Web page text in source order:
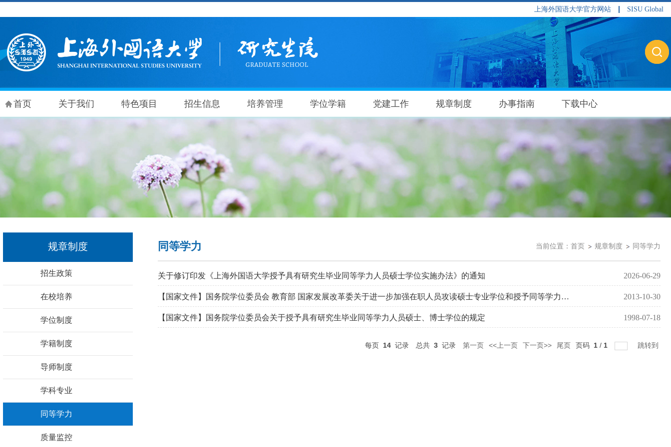
上海外国语大学官方网站 SISU Global
首页 关于我们 特色项目 招生信息 培养管理 学位学籍 党建工作 规章制度 办事指南 下载中心
规章制度
招生政策
在校培养
学位制度
学籍制度
导师制度
学科专业
同等学力
质量监控
同等学力 当前位置： 首页 规章制度 同等学力
关于修订印发《上海外国语大学授予具有研究生毕业同等学力人员硕士学位实施办法》的通知 2026-06-29
【国家文件】国务院学位委员会 教育部 国家发展改革委关于进一步加强在职人员攻读硕士专业学位和授予同等学力人员硕士、博士学位管理工作的意见（学位〔2013〕 36 号） 2013-10-30
【国家文件】国务院学位委员会关于授予具有研究生毕业同等学力人员硕士、博士学位的规定 1998-07-18
每页 14 记录 总共 3 记录 第一页 <<上一页 下一页>> 尾页 页码 1 / 1 跳转到